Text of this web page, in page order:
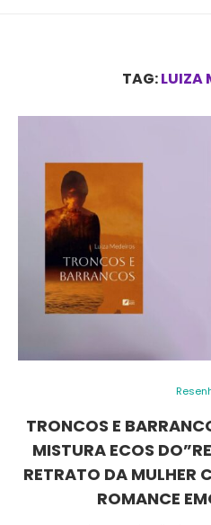
TAG:LUIZA
TRONCOS E
MISTURA ECOS
RETRATO DA MULHER
ROMANCE